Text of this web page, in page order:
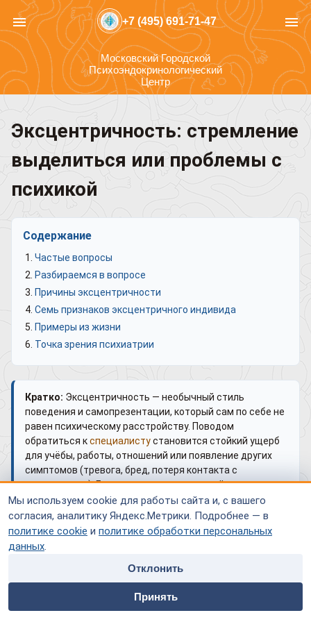
Мы используем cookie для работы сайта и, с вашего
согласия, аналитику Яндекс.Метрики. Подробнее — в
политике cookie и политике обработки персональных
данных.
Отклонить
Принять
home people
Специалисты
payment contacts
menu +7 (495) 691-71-47 menu
Московский Городской
Психоэндокринологический
Центр
Эксцентричность: стремление
выделиться или проблемы с
психикой
Содержание
Частые вопросы
Разбираемся в вопросе
Причины эксцентричности
Семь признаков эксцентричного индивида
Примеры из жизни
Точка зрения психиатрии
Кратко: Эксцентричность — необычный стиль
поведения и самопрезентации, который сам по себе не
равен психическому расстройству. Поводом
обратиться кспециалистустановится стойкий ущерб
для учёбы, работы, отношений или появление других
симптомов (тревога, бред, потеря контакта с
реальностью). Границу «стиль — расстройство»
помогает провести психиатр или клинический
психолог.
Материал носит информационный характер и не заменяет
очную